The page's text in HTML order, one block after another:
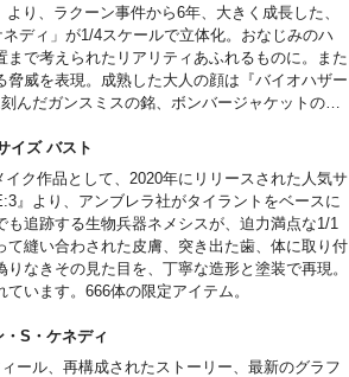
り、ラクーン事件から6年、大きく成長した、
ディ」が1/4スケールで立体化。おなじみのハ
で考えられたリアリティあふれるものに。また
威を表現。成熟した大人の顔は『バイオハザー
んだガンスミスの銘、ボンバージャケットの柔
ッパの閑村をイメージ。ロス・イルミナドス教
部まで楽しめます。さらにレオンの異なる頭部、
ツを付け替えるごとに、さまざまな攻防がよみ
サイズ バスト
ク作品として、2020年にリリースされた人気サ
』より、アンブレラ社がタイラントをベースに
追跡する生物兵器ネメシスが、迫力満点な1/1
縫い合わされた皮膚、突き出た歯、体に取り付
なきその見た目を、丁寧な造形と塗装で再現。
います。666体の限定アイテム。
・S・ケネディ
ール、再構成されたストーリー、最新のグラフ